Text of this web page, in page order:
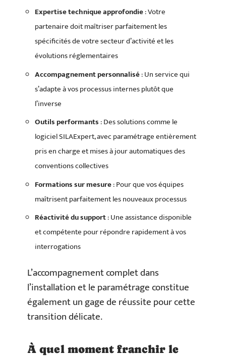
Expertise technique approfondie: Votre
partenaire doit maîtriser parfaitement les
spécificités de votre secteur d’activité et les
évolutions réglementaires
Accompagnement personnalisé: Un service qui
s’adapte à vos processus internes plutôt que
l’inverse
Outils performants: Des solutions comme le
logiciel SILAExpert, avec paramétrage entièrement
pris en charge et mises à jour automatiques des
conventions collectives
Formations sur mesure: Pour que vos équipes
maîtrisent parfaitement les nouveaux processus
Réactivité du support: Une assistance disponible
et compétente pour répondre rapidement à vos
interrogations
L’accompagnement complet dans
l’installation et le paramétrage constitue
également un gage de réussite pour cette
transition délicate.
À quel moment franchir le